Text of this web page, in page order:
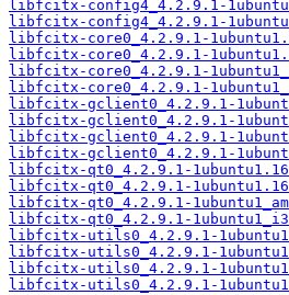
libfcitx-config4_4.2.9.1-
libfcitx-config4_4.2.9.1-
libfcitx-core0_4.2.9.1-
libfcitx-core0_4.2.9.1-
libfcitx-core0_4.2.9.1-
libfcitx-core0_4.2.9.1-
libfcitx-gclient0_4.2.9.1-
libfcitx-gclient0_4.2.9.1-
libfcitx-gclient0_4.2.9.1-
libfcitx-gclient0_4.2.9.1-
libfcitx-qt0_4.2.9.1-
libfcitx-qt0_4.2.9.1-
libfcitx-qt0_4.2.9.1-
libfcitx-qt0_4.2.9.1-
libfcitx-utils0_4.2.9.1-
libfcitx-utils0_4.2.9.1-
libfcitx-utils0_4.2.9.1-
libfcitx-utils0_4.2.9.1-